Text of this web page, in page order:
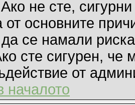
не сте,
основните
се намали
сте сигурен, че
от
началото